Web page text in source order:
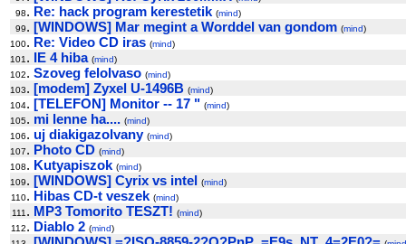
98. Re: hack program kerestetik (mind)
99. [WINDOWS] Mar megint a Worddel van gondom (mind)
100. Re: Video CD iras (mind)
101 . IE 4 hiba (mind)
102. Szoveg felolvaso (mind)
103. [modem] Zyxel U-1496B (mind)
104. [TELEFON] Monitor -- 17 " (mind)
105. mi lenne ha.... (mind)
106. uj diakigazolvany (mind)
107. Photo CD (mind)
108. Kutyapiszok (mind)
109. [WINDOWS] Cyrix vs intel (mind)
110. Hibas CD-t veszek (mind)
111 . MP3 Tomorito TESZT! (mind)
112. Diablo 2 (mind)